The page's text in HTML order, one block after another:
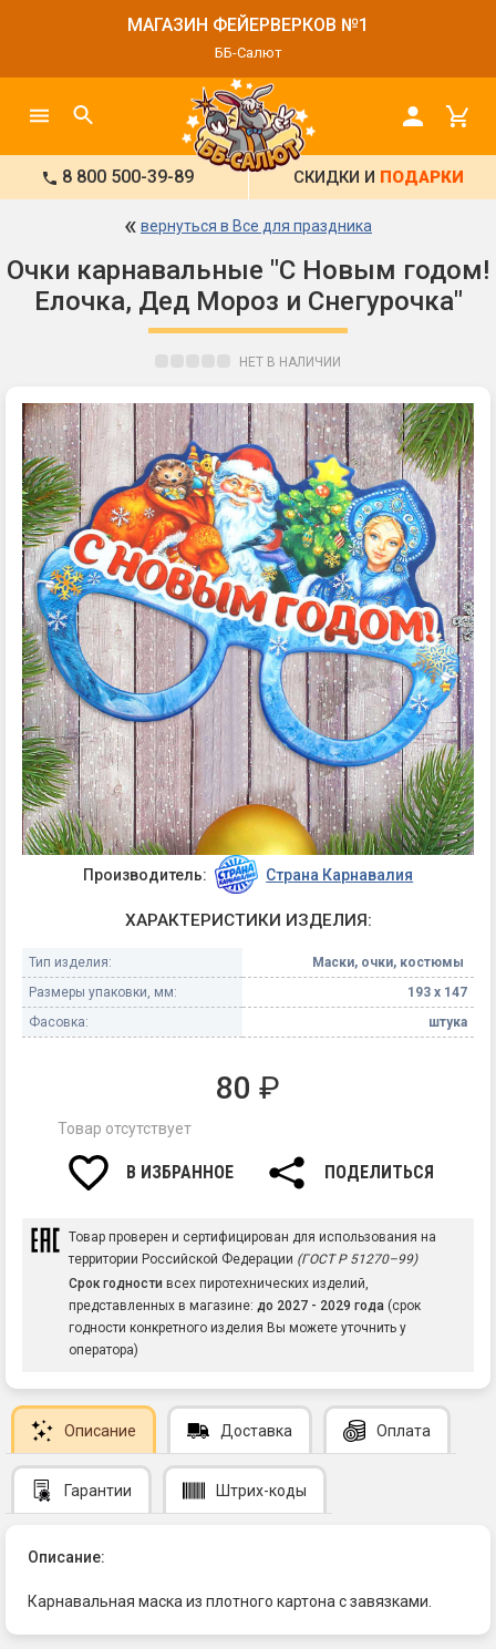
МАГАЗИН ФЕЙЕРВЕРКОВ №1
ББ-Салют
8 800 500-39-89 СКИДКИ И ПОДАРКИ
« вернуться в Все для праздника
Очки карнавальные "С Новым годом!
Елочка, Дед Мороз и Снегурочка"
НЕТ В НАЛИЧИИ
Производитель: Страна Карнавалия
ХАРАКТЕРИСТИКИ ИЗДЕЛИЯ:
Тип изделия:
Маски, очки, костюмы
Размеры упаковки, мм:
193 х 147
Фасовка:
штука
80 ₽
Товар отсутствует
В ИЗБРАННОЕ ПОДЕЛИТЬСЯ
Товар проверен и сертифицирован для использования на
территории Российской Федерации (ГОСТ Р 51270–99)
Срок годности всех пиротехнических изделий,
представленных в магазине: до 2027 - 2029 года (срок
годности конкретного изделия Вы можете уточнить у
оператора)
Описание Доставка Оплата
Гарантии Штрих-коды
Описание:
Карнавальная маска из плотного картона с завязками.